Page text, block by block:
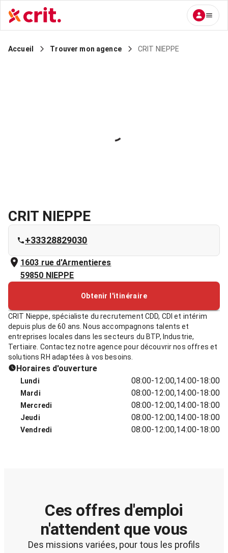
Accueil Trouver mon agence CRIT NIEPPE
CRIT NIEPPE
+33328829030
1603 rue d'Armentieres
59850 NIEPPE
Obtenir l'itinéraire
CRIT Nieppe, spécialiste du recrutement CDD, CDI et intérim
depuis plus de 60 ans. Nous accompagnons talents et
entreprises locales dans les secteurs du BTP, Industrie,
Tertiaire. Contactez notre agence pour découvrir nos offres et
solutions RH adaptées à vos besoins.
Horaires d'ouverture
Lundi 08:00-12:00,14:00-18:00
Mardi 08:00-12:00,14:00-18:00
Mercredi 08:00-12:00,14:00-18:00
Jeudi 08:00-12:00,14:00-18:00
Vendredi 08:00-12:00,14:00-18:00
Ces offres d'emploi
n'attendent que vous
Des missions variées, pour tous les profils